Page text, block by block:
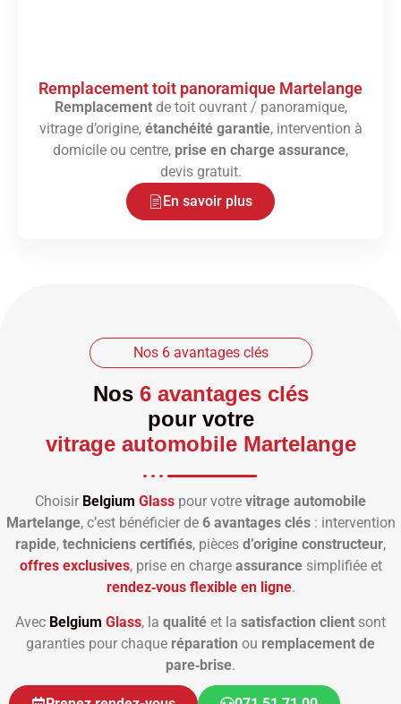
Remplacement toit panoramique Martelange
Remplacementde toit ouvrant / panoramique,
vitrage d’origine, étanchéité garantie, intervention à
domicile ou centre, prise en charge assurance,
devis gratuit.
En savoir plus
Nos 6 avantages clés
Nos 6 avantages clés
pour votre
vitrage automobile Martelange
Choisir Belgium Glass pour votre vitrage automobile
Martelange, c’est bénéficier de 6 avantages clés: intervention
rapide, techniciens certifiés, pièces d’origine constructeur,
offres exclusives, prise en charge assurancesimplifiée et
rendez‑vous flexible en ligne.
Avec Belgium Glass, la qualité et la satisfaction client sont
garanties pour chaque réparation ou remplacement de
pare‑brise.